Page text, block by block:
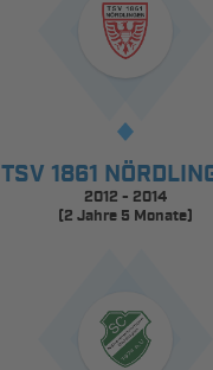
TSV 1861
2012 - 2014
(2 Jahre 5 Monate)